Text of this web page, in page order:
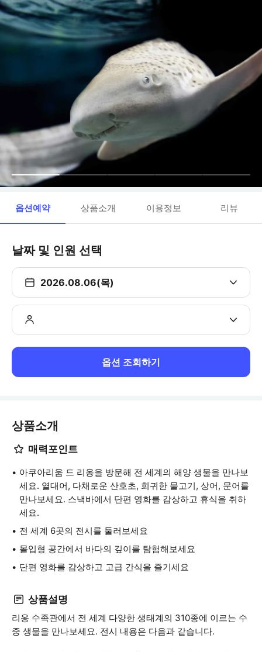
옵션예약 상품소개 이용정보 리뷰
날짜 및 인원 선택
2026.08.06(목)
옵션 조회하기
상품소개
매력포인트
아쿠아리움 드 리옹을 방문해 전 세계의 해양 생물을 만나보
세요. 열대어, 다채로운 산호초, 희귀한 물고기, 상어, 문어를
만나보세요. 스낵바에서 단편 영화를 감상하고 휴식을 취하
세요.
전 세계 6곳의 전시를 둘러보세요
몰입형 공간에서 바다의 깊이를 탐험해보세요
단편 영화를 감상하고 고급 간식을 즐기세요
상품설명
리옹 수족관에서 전 세계 다양한 생태계의 310종에 이르는 수
중 생물을 만나보세요. 전시 내용은 다음과 같습니다.